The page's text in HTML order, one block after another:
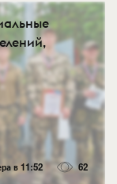
в 11:52 62